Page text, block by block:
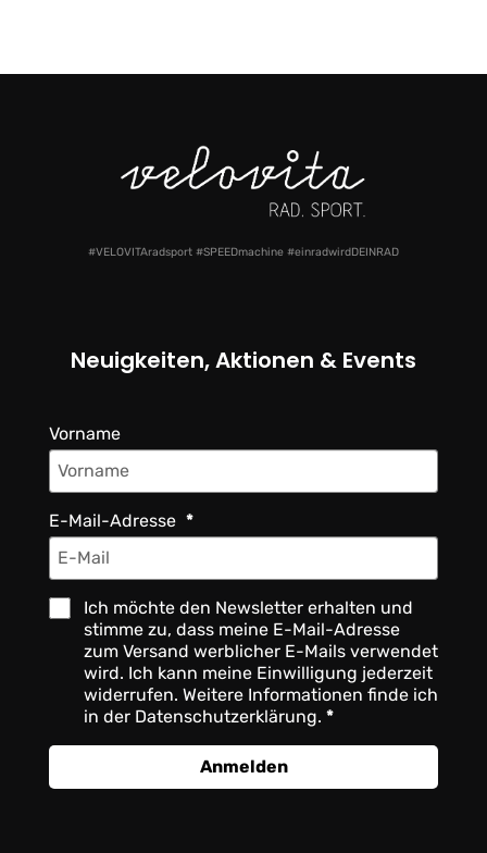
#VELOVITAradsport #SPEEDmachine #einradwirdDEINRAD
Neuigkeiten, Aktionen & Events
Vorname
E-Mail-Adresse
Ich möchte den Newsletter erhalten und
stimme zu, dass meine E-Mail-Adresse
zum Versand werblicher E-Mails verwendet
wird. Ich kann meine Einwilligung jederzeit
widerrufen. Weitere Informationen finde ich
in der Datenschutzerklärung.
Anmelden